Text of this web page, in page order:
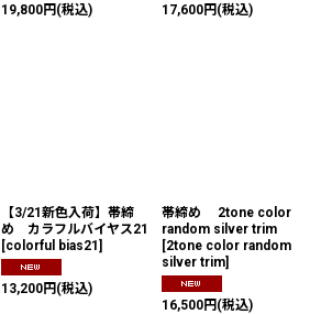
19,800円 (税込) 17,600円 (税込)
【3/21新色入荷】帯締
め カラフルバイヤス21
[colorful bias21]
13,200円 (税込)
帯締め 2tone color
random silver trim
[2tone color random
silver trim]
16,500円 (税込)